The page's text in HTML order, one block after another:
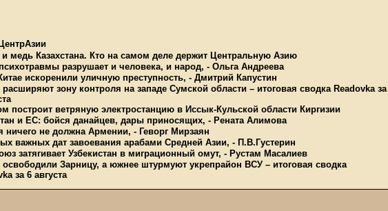
медь Казахстана. Кто на самом деле держит Центральную Азию
разрушает и человека, и народ, - Ольга Андреева
искоренили уличную преступность, - Дмитрий Капустин
зону контроля на западе Сумской области – итоговая сводка Readovka за
построит ветряную электростанцию в Иссык-Кульской области Киргизии
и ЕС: бойся данайцев, дары приносящих, - Рената Алимова
ничего не должна Армении, - Геворг Мирзаян
важных дат завоевания арабами Средней Азии, - П.В.Густерин
затягивает Узбекистан в миграционный омут, - Рустам Масалиев
Зарницу, а южнее штурмуют укрепрайон ВСУ – итоговая сводка
за 6 августа